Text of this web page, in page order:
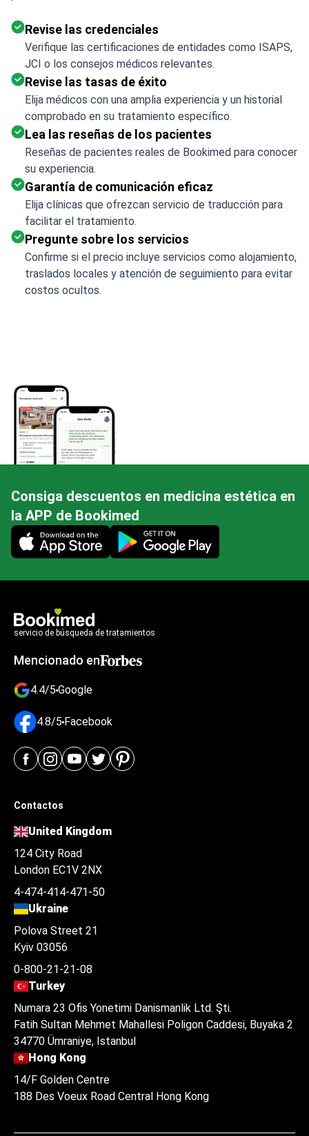
Revise las credenciales
Verifique las certificaciones de entidades como ISAPS,
JCI o los consejos médicos relevantes.
Revise las tasas de éxito
Elija médicos con una amplia experiencia y un historial
comprobado en su tratamiento específico.
Lea las reseñas de los pacientes
Reseñas de pacientes reales de Bookimed para conocer
su experiencia.
Garantía de comunicación eficaz
Elija clínicas que ofrezcan servicio de traducción para
facilitar el tratamiento.
Pregunte sobre los servicios
Confirme si el precio incluye servicios como alojamiento,
traslados locales y atención de seguimiento para evitar
costos ocultos.
Consiga descuentos en medicina estética en
la APP de Bookimed
Mobile app illustration
servicio de búsqueda de tratamientos
Mencionado en
4.4/5 Google
4.8/5 Facebook
Contactos
United Kingdom
124 City Road
London EC1V 2NX
4-474-414-471-50
Ukraine
Polova Street 21
Kyiv 03056
0-800-21-21-08
Turkey
Numara 23 Ofis Yonetimi Danismanlik Ltd. Şti.
Fatih Sultan Mehmet Mahallesi Poligon Caddesi, Buyaka 2
34770 Ümraniye, Istanbul
Hong Kong
14/F Golden Centre
188 Des Voeux Road Central Hong Kong